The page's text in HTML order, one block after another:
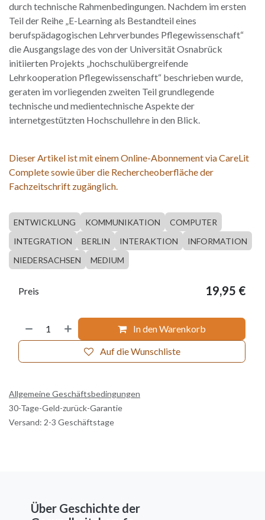
durch technische Rahmenbedingungen. Nachdem im ersten
Teil der Reihe „E-Learning als Bestandteil eines
berufspädagogischen Lehrverbundes Pflegewissenschaft“
die Ausgangslage des von der Universität Osnabrück
initiierten Projekts „hochschulübergreifende
Lehrkooperation Pflegewissenschaft“ beschrieben wurde,
geraten im vorliegenden zweiten Teil grundlegende
technische und medientechnische Aspekte der
internetgestützten Hochschullehre in den Blick.
Dieser Artikel ist mit einem Online-Abonnement via CareLit
Complete sowie über die Rechercheoberfläche der
Fachzeitschrift zugänglich.
ENTWICKLUNG KOMMUNIKATION
COMPUTER
INTEGRATION
BERLIN INTERAKTION
INFORMATION
NIEDERSACHSEN
MEDIUM
In den Warenkorb
Auf die Wunschliste
Preis 19,95 €
Allgemeine Geschäftsbedingungen
30-Tage-Geld-zurück-Garantie
Versand: 2-3 Geschäftstage
Über Geschichte der